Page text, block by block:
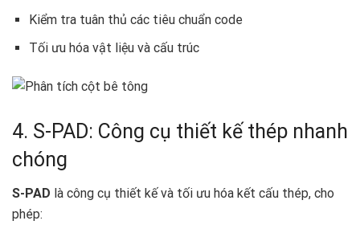
Kiểm tra tuân thủ các tiêu chuẩn code
Tối ưu hóa vật liệu và cấu trúc
4. S-PAD: Công cụ thiết kế thép nhanh
chóng
S-PAD là công cụ thiết kế và tối ưu hóa kết cấu thép, cho
phép: